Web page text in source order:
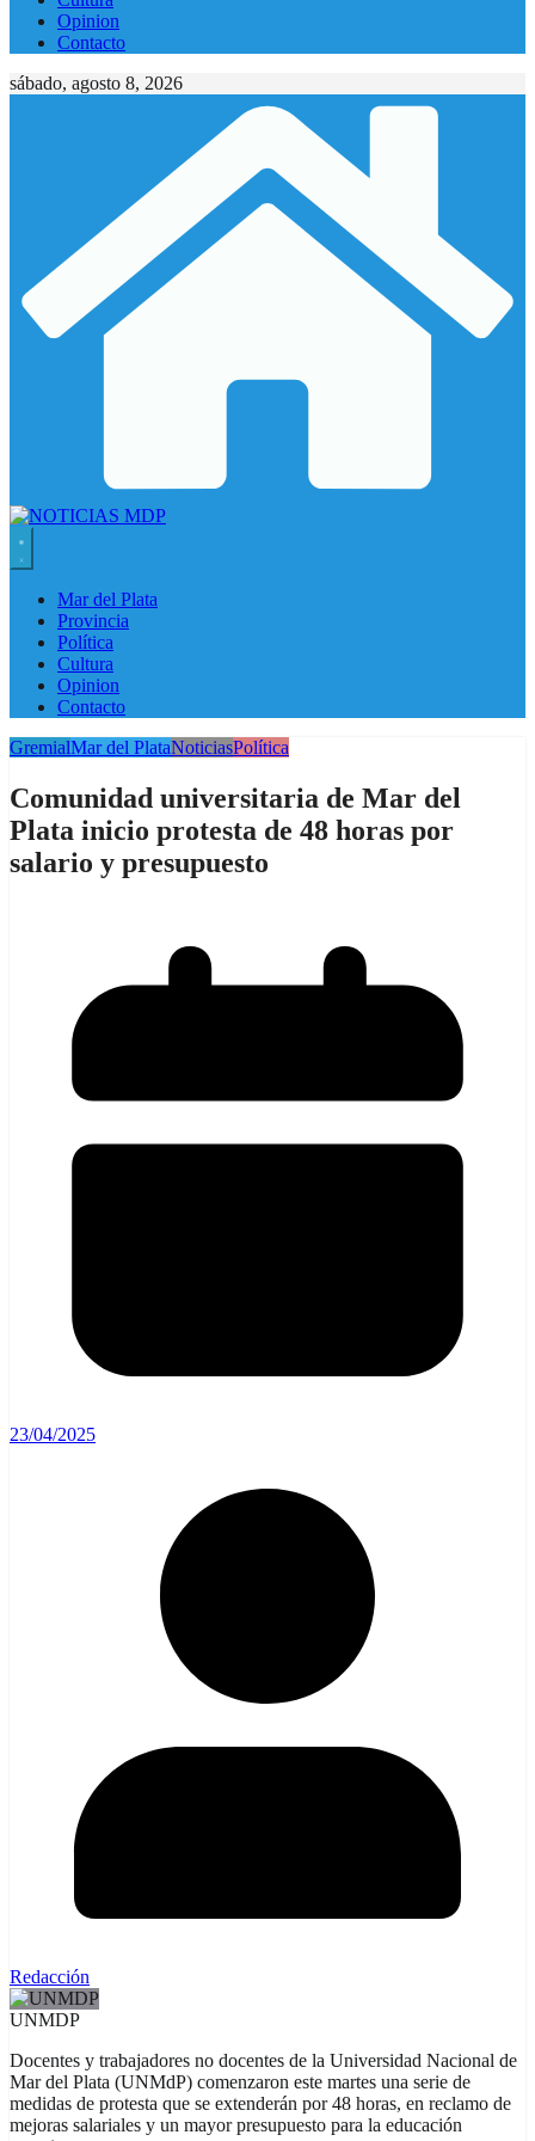
Opinion
Contacto
sábado, agosto 8, 2026
Mar del Plata
Provincia
Política
Cultura
Opinion
Contacto
GremialMar del PlataNoticiasPolítica
Comunidad universitaria de Mar del
Plata inicio protesta de 48 horas por
salario y presupuesto
23/04/2025
Redacción
UNMDP
Docentes y trabajadores no docentes de la Universidad Nacional de
Mar del Plata (UNMdP) comenzaron este martes una serie de
medidas de protesta que se extenderán por 48 horas, en reclamo de
mejoras salariales y un mayor presupuesto para la educación